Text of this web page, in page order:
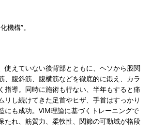
機構”。
使えていない後背部とともに、ヘソから股関
、腹斜筋、腹横筋などを徹底的に鍛え、カラ
指導。同時に施術も行ない、半年もすると痛
リし続けてきた足首やヒザ、手首はすっかり
にも成功。VIM理論に基づくトレーニングで
たれ、筋質力、柔軟性、関節の可動域が格段